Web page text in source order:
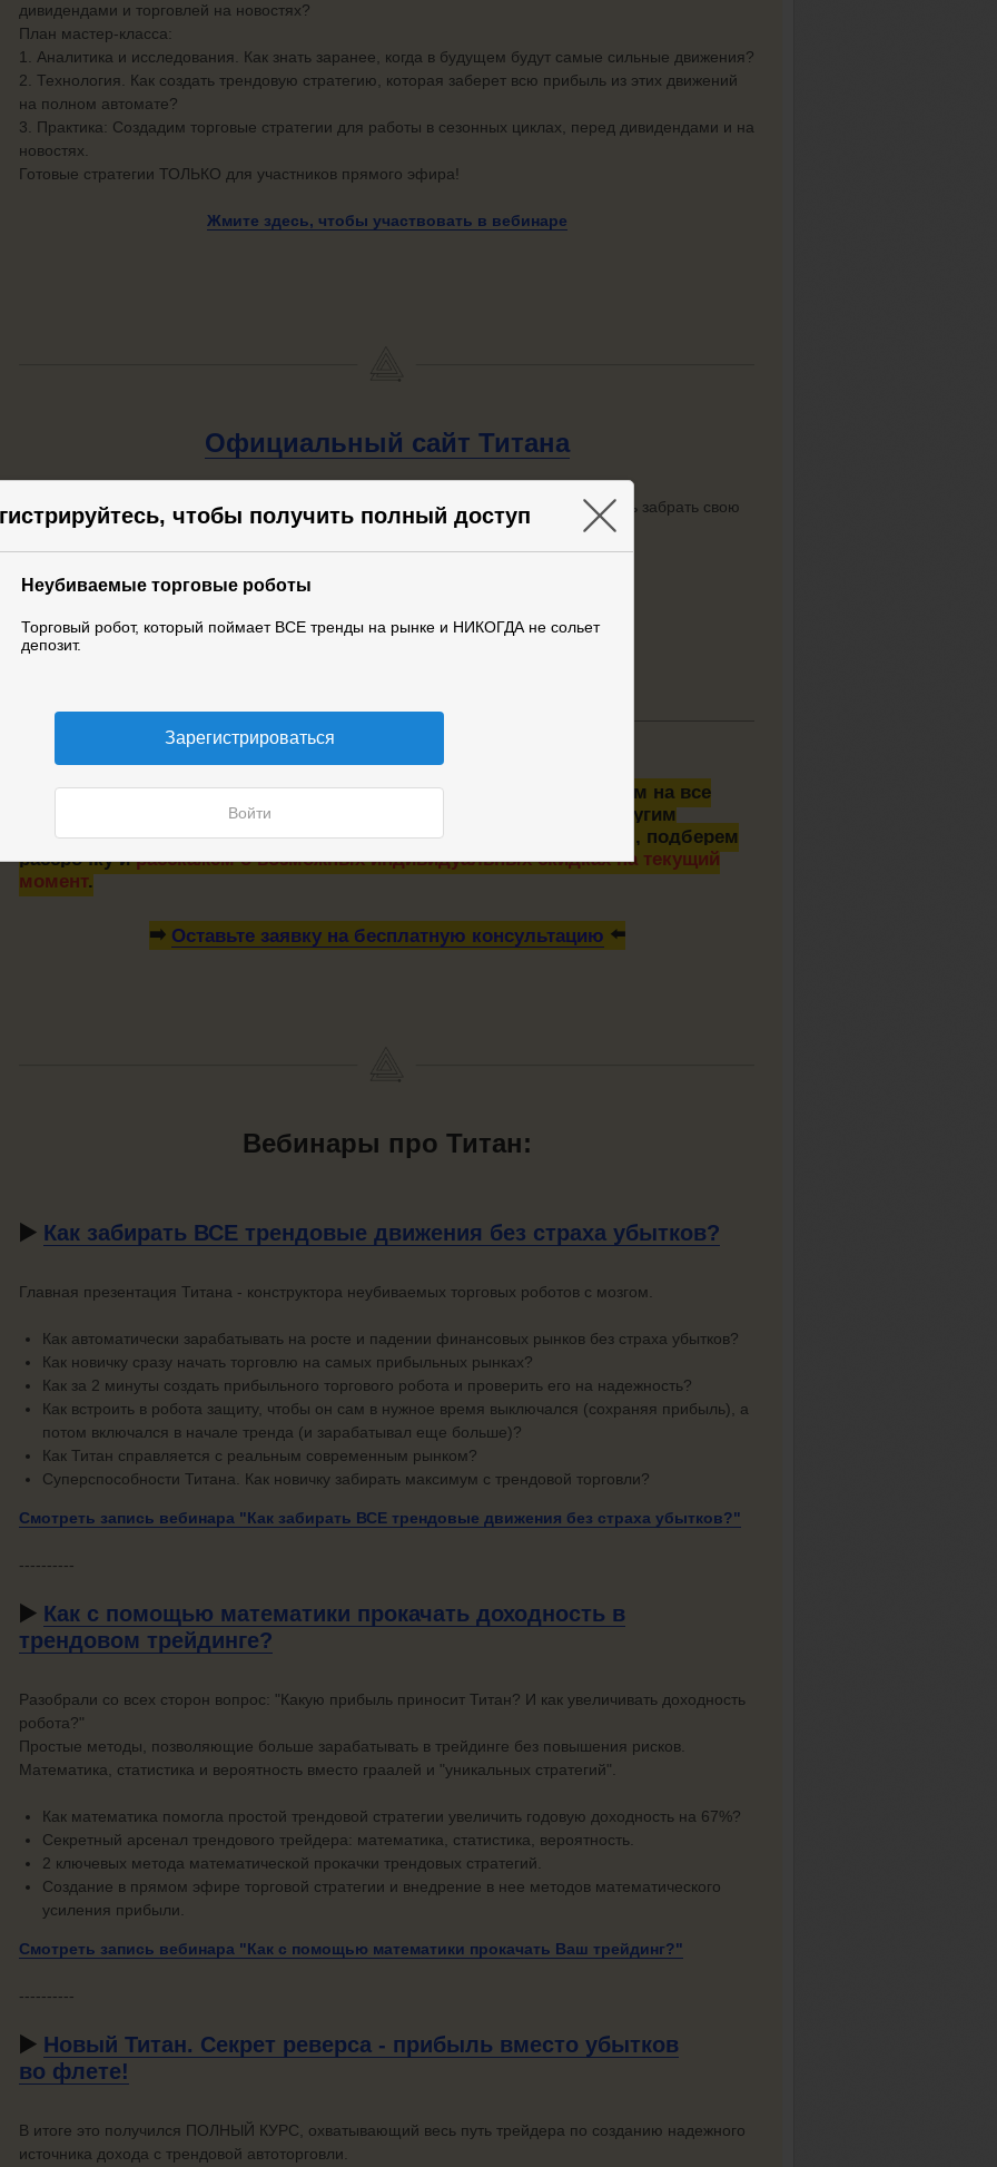
чтобы получить полный доступ
Неубиваемые торговые роботы
Торговый робот, который поймает ВСЕ тренды на рынке и НИКОГДА не сольет
депозит.
Зарегистрироваться
Войти
×
дивидендами и торговлей на новостях?
План мастер-класса:
1. Аналитика и исследования. Как знать заранее, когда в будущем будут самые сильные движения?
2. Технология. Как создать трендовую стратегию, которая заберет всю прибыль из этих движений
на полном автомате?
3. Практика: Создадим торговые стратегии для работы в сезонных циклах, перед дивидендами и на
новостях.
Готовые стратегии ТОЛЬКО для участников прямого эфира!
Жмите здесь, чтобы участвовать в вебинаре
Официальный сайт Титана
Подробно о конструкторе неубиваемых торговых роботов с мозгом и возможность забрать свою
копию Титана прямо сегодня!
Жмите здесь, чтобы перейти на официальный
БЕСПЛАТНАЯ телефонная консультация по Титану
🤗 — ответим на все
Ваши вопросы, дадим советы по рынкам, брокерам и любым другим
вопросам по заработку на трендах, поможем с вопросами оплаты, подберем
рассрочку ирасскажем о возможных индивидуальных скидках на текущий
момент.
➡️ Оставьте заявку на бесплатную консультацию ⬅️
Вебинары про Титан:
▶️ Как забирать ВСЕ трендовые движения без страха убытков?
Главная презентация Титана - конструктора неубиваемых торговых роботов с мозгом.
Как автоматически зарабатывать на росте и падении финансовых рынков без страха убытков?
Как новичку сразу начать торговлю на самых прибыльных рынках?
Как за 2 минуты создать прибыльного торгового робота и проверить его на надежность?
Как встроить в робота защиту, чтобы он сам в нужное время выключался (сохраняя прибыль), а
потом включался в начале тренда (и зарабатывал еще больше)?
Как Титан справляется с реальным современным рынком?
Суперспособности Титана. Как новичку забирать максимум с трендовой торговли?
Смотреть запись вебинара "Как забирать ВСЕ трендовые движения без страха убытков?"
----------
▶️ Как с помощью математики прокачать доходность в
трендовом трейдинге?
Разобрали со всех сторон вопрос: "Какую прибыль приносит Титан? И как увеличивать доходность
робота?"
Простые методы, позволяющие больше зарабатывать в трейдинге без повышения рисков.
Математика, статистика и вероятность вместо граалей и "уникальных стратегий".
Как математика помогла простой трендовой стратегии увеличить годовую доходность на 67%?
Секретный арсенал трендового трейдера: математика, статистика, вероятность.
2 ключевых метода математической прокачки трендовых стратегий.
Создание в прямом эфире торговой стратегии и внедрение в нее методов математического
усиления прибыли.
Смотреть запись вебинара "Как с помощью математики прокачать Ваш трейдинг?"
----------
▶️ Новый Титан. Секрет реверса - прибыль вместо убытков
во флете!
В итоге это получился ПОЛНЫЙ КУРС, охватывающий весь путь трейдера по созданию надежного
источника дохода с трендовой автоторговли.